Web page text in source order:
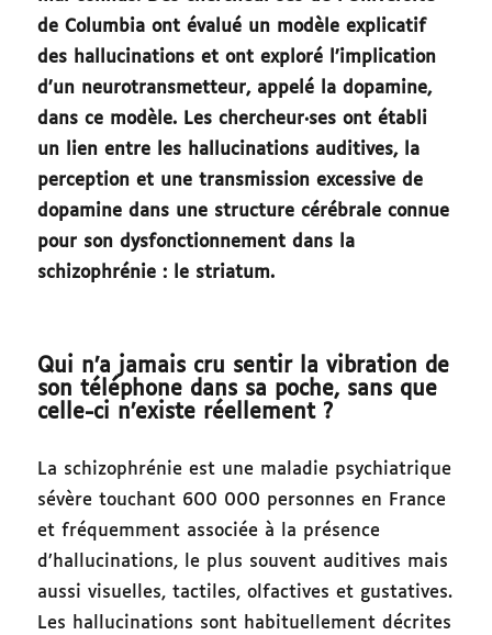
de Columbia ont évalué un modèle explicatif
des hallucinations et ont exploré l’implication
d’un neurotransmetteur, appelé la dopamine,
dans ce modèle. Les chercheur·ses ont établi
un lien entre les hallucinations auditives, la
perception et une transmission excessive de
dopamine dans une structure cérébrale connue
pour son dysfonctionnement dans la
schizophrénie : le striatum.
Qui n’a jamais cru sentir la vibration de
son téléphone dans sa poche, sans que
celle-ci n’existe réellement ?
La schizophrénie est une maladie psychiatrique
sévère touchant 600 000 personnes en France
et fréquemment associée à la présence
d’hallucinations, le plus souvent auditives mais
aussi visuelles, tactiles, olfactives et gustatives.
Les hallucinations sont habituellement décrites